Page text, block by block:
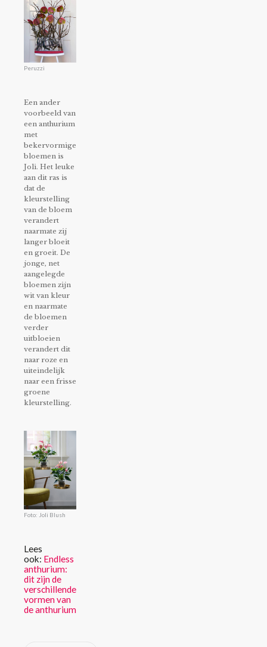
Peruzzi
Een ander
voorbeeld van
een anthurium
met
bekervormige
bloemen is
Joli. Het leuke
aan dit ras is
dat de
kleurstelling
van de bloem
verandert
naarmate zij
langer bloeit
en groeit. De
jonge, net
aangelegde
bloemen zijn
wit van kleur
en naarmate
de bloemen
verder
uitbloeien
verandert dit
naar roze en
uiteindelijk
naar een frisse
groene
kleurstelling.
Foto: Joli Blush
Lees
ook: Endless
anthurium:
dit zijn de
verschillende
vormen van
de anthurium